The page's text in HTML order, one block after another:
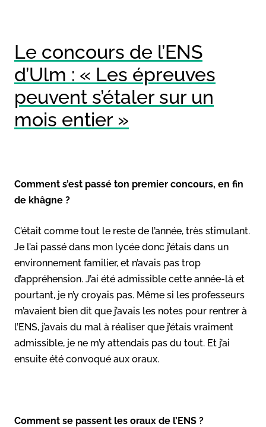
Le concours de l’ENS
d’Ulm : « Les épreuves
peuvent s’étaler sur un
mois entier »
Comment s’est passé ton premier concours, en fin
de khâgne ?
C’était comme tout le reste de l’année, très stimulant.
Je l’ai passé dans mon lycée donc j’étais dans un
environnement familier, et n’avais pas trop
d’appréhension. J’ai été admissible cette année-là et
pourtant, je n’y croyais pas. Même si les professeurs
m’avaient bien dit que j’avais les notes pour rentrer à
l’ENS, j’avais du mal à réaliser que j’étais vraiment
admissible, je ne m’y attendais pas du tout. Et j’ai
ensuite été convoqué aux oraux.
Comment se passent les oraux de l’ENS ?